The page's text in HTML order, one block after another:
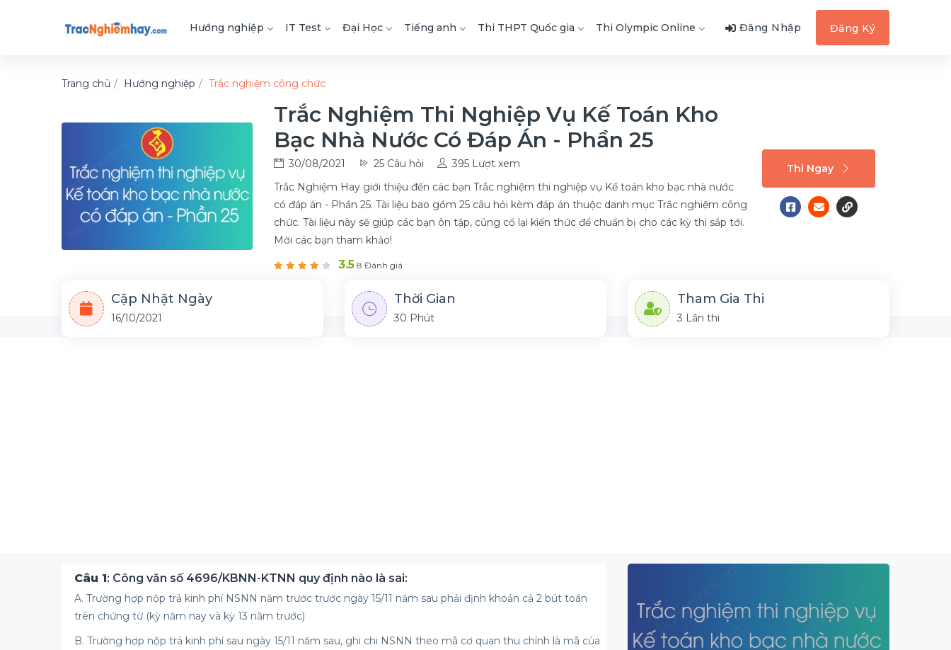
Hướng nghiệp IT Test Đại Học Tiếng anh Thi THPT Quốc gia Thi Olympic Online Đăng Nhập Đăng Ký
Trang chủ Hướng nghiệp Trắc nghiệm công chức
Trắc Nghiệm Thi Nghiệp Vụ Kế Toán Kho
Bạc Nhà Nước Có Đáp Án - Phần 25
30/08/2021 25 Câu hỏi
395 Lượt xem
Trắc Nghiệm Hay giới thiệu đến các bạn Trắc nghiệm thi nghiệp vụ Kế toán kho bạc nhà nước
có đáp án - Phần 25. Tài liệu bao gồm 25 câu hỏi kèm đáp án thuộc danh mục Trắc nghiệm công
chức. Tài liệu này sẽ giúp các bạn ôn tập, củng cố lại kiến thức để chuẩn bị cho các kỳ thi sắp tới.
Mời các bạn tham khảo!
3.5 8 Đánh giá
Thi Ngay
Cập Nhật Ngày
16/10/2021
Thời Gian
30 Phút
Tham Gia Thi
3 Lần thi
Câu 1: Công văn số 4696/KBNN-KTNN quy định nào là sai:
A. Trường hợp nộp trả kinh phí NSNN năm trước trước ngày 15/11 năm sau phải định khoản cả 2 bút toán
trên chứng từ (kỳ năm nay và kỳ 13 năm trước)
B. Trường hợp nộp trả kinh phí sau ngày 15/11 năm sau, ghi chi NSNN theo mã cơ quan thu chính là mã của